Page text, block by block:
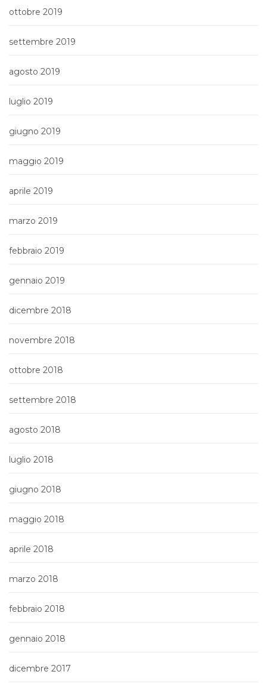
ottobre 2019
settembre 2019
agosto 2019
luglio 2019
giugno 2019
maggio 2019
aprile 2019
marzo 2019
febbraio 2019
gennaio 2019
dicembre 2018
novembre 2018
ottobre 2018
settembre 2018
agosto 2018
luglio 2018
giugno 2018
maggio 2018
aprile 2018
marzo 2018
febbraio 2018
gennaio 2018
dicembre 2017